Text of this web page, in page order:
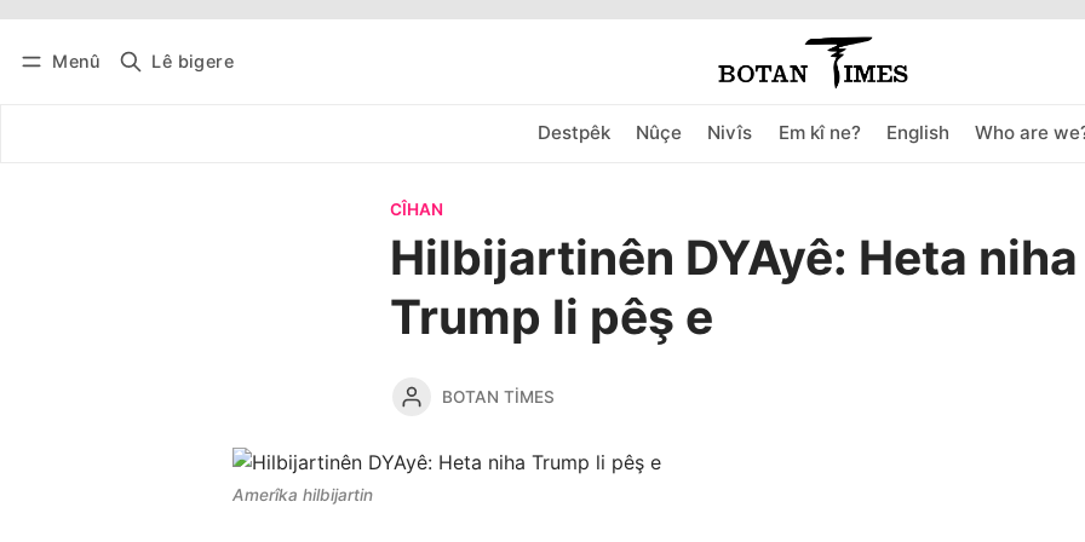
Menû Lê bigere
Destpêk Nûçe Nivîs Em kî ne? English Who are
Têkevê Bûltena belaş bistîne
CÎHAN
Hilbijartinên DYAyê: Heta niha
Trump li pêş e
BOTAN TIMES
Amerîka hilbijartin